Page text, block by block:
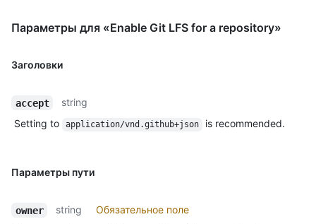
Параметры для «Enable Git LFS for a repository»
Заголовки
accept
string
Setting to
application/vnd.github+json is recommended.
Параметры пути
owner string
Обязательное поле